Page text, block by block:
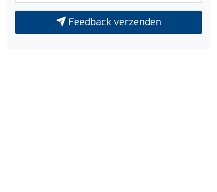
Feedback verzenden